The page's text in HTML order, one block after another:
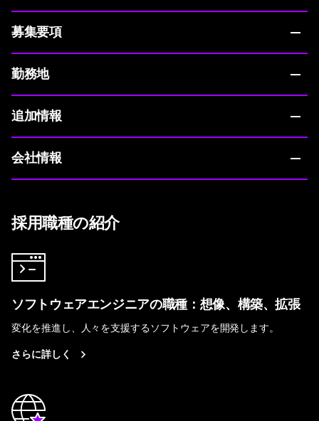
募集要項
勤務地
追加情報
会社情報
採用職種の紹介
ソフトウェアエンジニアの職種：想像、構築、拡張
変化を推進し、人々を支援するソフトウェアを開発します。
さらに詳しく